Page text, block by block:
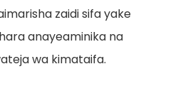
zaidi sifa yake
anayeaminika na
wa kimataifa.